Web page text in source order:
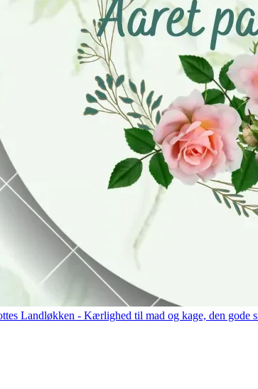
Landløkken - Kærlighed til mad og kage, den gode